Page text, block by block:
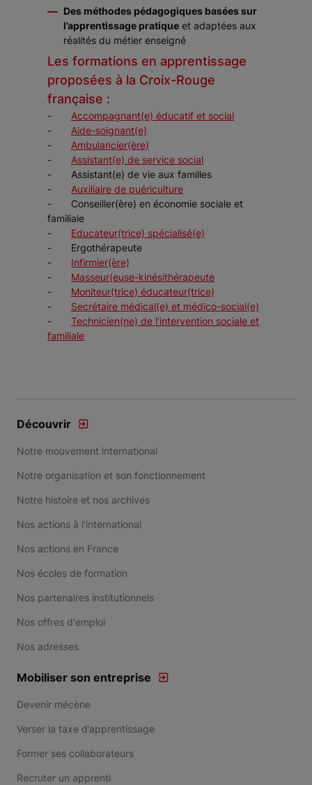
Des méthodes pédagogiques basées sur
l’apprentissage pratique et adaptées aux
réalités du métier enseigné
Les formations en apprentissage
proposées à la Croix-Rouge
française :
- Accompagnant(e) éducatif et social
- Aide-soignant(e)
- Ambulancier(ère)
- Assistant(e) de service social
- Assistant(e) de vie aux familles
- Auxiliaire de puériculture
- Conseiller(ère) en économie sociale et
familiale
- Educateur(trice) spécialisé(e)
- Ergothérapeute
- Infirmier(ère)
- Masseur(euse-kinésithérapeute
- Moniteur(trice) éducateur(trice)
- Secrétaire médical(e) et médico-social(e)
- Technicien(ne) de l’intervention sociale et
familiale
Découvrir
Notre mouvement international
Notre organisation et son fonctionnement
Notre histoire et nos archives
Nos actions à l'international
Nos actions en France
Nos écoles de formation
Nos partenaires institutionnels
Nos offres d'emploi
Nos adresses
Mobiliser son entreprise
Devenir mécène
Verser la taxe d’apprentissage
Former ses collaborateurs
Recruter un apprenti